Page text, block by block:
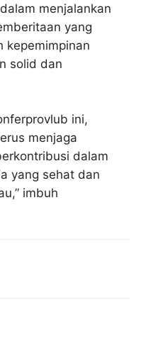
menjalankan
yang
kepemimpinan
solid dan
ini,
menjaga
dalam
yang sehat dan
imbuh